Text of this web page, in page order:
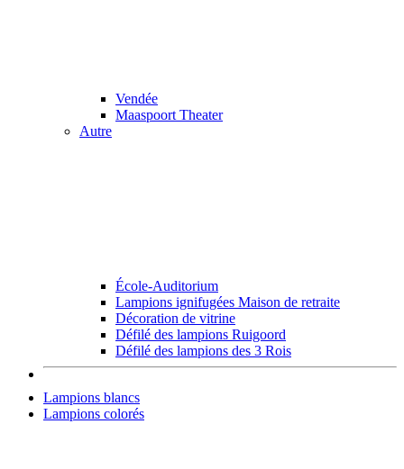
Vendée
Maaspoort Theater
Autre
École-Auditorium
Lampions ignifugées Maison de retraite
Décoration de vitrine
Défilé des lampions Ruigoord
Défilé des lampions des 3 Rois
Lampions blancs
Lampions colorés